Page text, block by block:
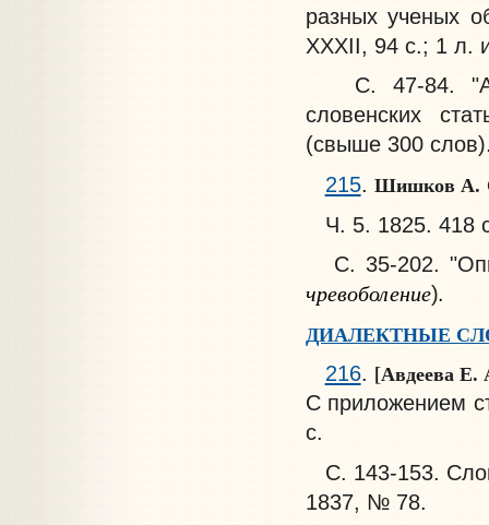
разных ученых
XXXII, 94 с.; 1 л.
С. 47-84.
словенских
(свыше 300
215. Шишков А.
Ч. 5. 1825. 418
С. 35-202.
чревоболение).
ДИАЛЕКТНЫЕ
216. [Авдеева Е.
С приложением
с.
С. 143-153.
1837, № 78.